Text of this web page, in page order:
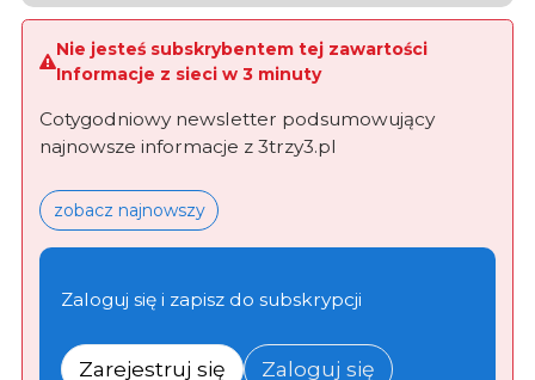
Nie jesteś subskrybentem tej zawartości
Informacje z sieci w 3 minuty
Cotygodniowy newsletter podsumowujący
najnowsze informacje z 3trzy3.pl
zobacz najnowszy
Zaloguj się i zapisz do subskrypcji
Zarejestruj się Zaloguj się